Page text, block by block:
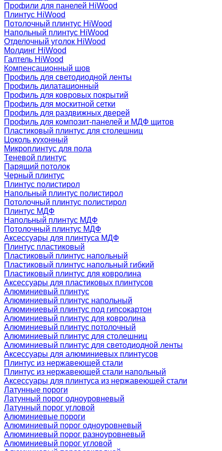
Профили для панелей HiWood
Плинтус HiWood
Потолочный плинтус HiWood
Напольный плинтус HiWood
Отделочный уголок HiWood
Молдинг HiWood
Галтель HiWood
Компенсационный шов
Профиль для светодиодной ленты
Профиль дилатационный
Профиль для ковровых покрытий
Профиль для москитной сетки
Профиль для раздвижных дверей
Профиль для композит-панелей и МДФ щитов
Пластиковый плинтус для столешниц
Цоколь кухонный
Микроплинтус для пола
Теневой плинтус
Парящий потолок
Черный плинтус
Плинтус полистирол
Напольный плинтус полистирол
Потолочный плинтус полистирол
Плинтус МДФ
Напольный плинтус МДФ
Потолочный плинтус МДФ
Аксессуары для плинтуса МДФ
Плинтус пластиковый
Пластиковый плинтус напольный
Пластиковый плинтус напольный гибкий
Пластиковый плинтус для ковролина
Аксессуары для пластиковых плинтусов
Алюминиевый плинтус
Алюминиевый плинтус напольный
Алюминиевый плинтус под гипсокартон
Алюминиевый плинтус для ковролина
Алюминиевый плинтус потолочный
Алюминиевый плинтус для столешниц
Алюминиевый плинтус для светодиодной ленты
Аксессуары для алюминиевых плинтусов
Плинтус из нержавеющей стали
Плинтус из нержавеющей стали напольный
Аксессуары для плинтуса из нержавеющей стали
Латунные пороги
Латунный порог одноуровневый
Латунный порог угловой
Алюминиевые пороги
Алюминиевый порог одноуровневый
Алюминиевый порог разноуровневый
Алюминиевый порог угловой